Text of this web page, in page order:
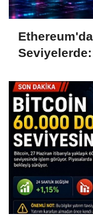
Seviyelerde: